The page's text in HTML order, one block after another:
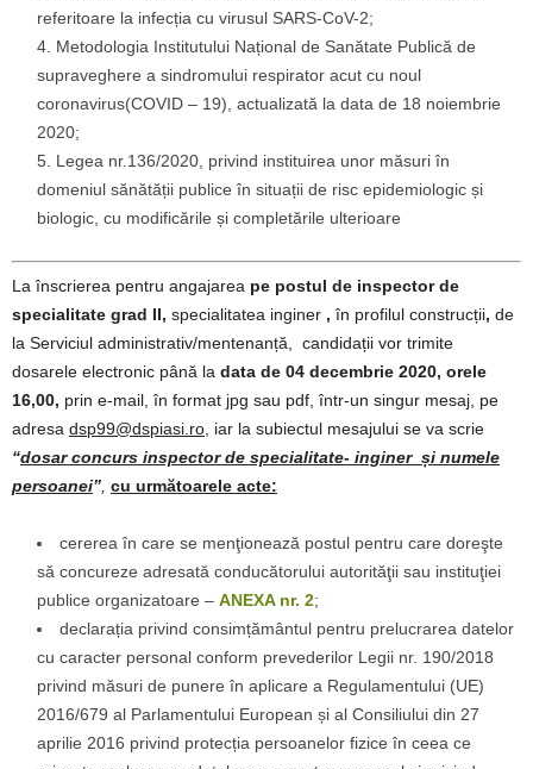
referitoare la infecția cu virusul SARS-CoV-2;
Metodologia Institutului Național de Sanătate Publică de
supraveghere a sindromului respirator acut cu noul
coronavirus(COVID – 19), actualizată la data de 18 noiembrie
2020;
Legea nr.136/2020, privind instituirea unor măsuri în
domeniul sănătății publice în situații de risc epidemiologic și
biologic, cu modificările și completările ulterioare
La înscrierea pentru angajarea pe postul de inspector de
specialitate grad II, specialitatea inginer , în profilul construcții, de
la Serviciul administrativ/mentenanță, candidații vor trimite
dosarele electronic până la data de 04 decembrie 2020, orele
16,00, prin e-mail, în format jpg sau pdf, într-un singur mesaj, pe
adresa dsp99@dspiasi.ro, iar la subiectul mesajului se va scrie
“dosar concurs inspector de specialitate- inginer și numele
persoanei” cu următoarele acte:
cererea în care se menţionează postul pentru care doreşte
să concureze adresată conducătorului autorităţii sau instituţiei
publice organizatoare – ANEXA nr. 2;
declarația privind consimțământul pentru prelucrarea datelor
cu caracter personal conform prevederilor Legii nr. 190/2018
privind măsuri de punere în aplicare a Regulamentului (UE)
2016/679 al Parlamentului European și al Consiliului din 27
aprilie 2016 privind protecția persoanelor fizice în ceea ce